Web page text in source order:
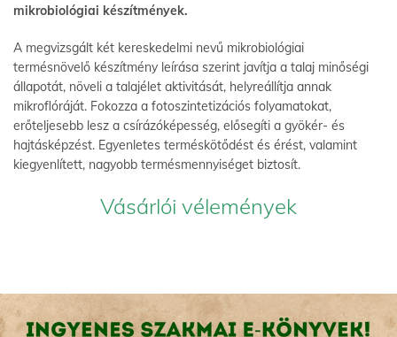
mikrobiológiai készítmények.
A megvizsgált két kereskedelmi nevű mikrobiológiai
termésnövelő készítmény leírása szerint javítja a talaj minőségi
állapotát, növeli a talajélet aktivitását, helyreállítja annak
mikroflóráját. Fokozza a fotoszintetizációs folyamatokat,
erőteljesebb lesz a csírázóképesség, elősegíti a gyökér- és
hajtásképzést. Egyenletes terméskötődést és érést, valamint
kiegyenlített, nagyobb termésmennyiséget biztosít.
Vásárlói vélemények